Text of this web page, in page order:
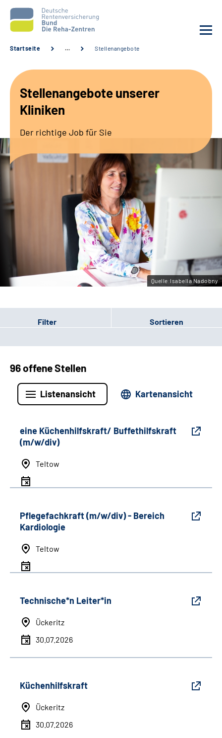
Unsere Kliniken
Sozialdienste & Zuweisende
Erweiterte Suche
Gebärdensprache
Leichte Sprache
Startseite … Stellenangebote
Stellenangebote unserer
Kliniken
Der richtige Job für Sie
Quelle:Isabella Nadobny
Filter Sortieren
96 offene Stellen
Listenansicht Kartenansicht
eine Küchenhilfskraft/ Buffethilfskraft
(m/w/div)
Teltow
Pflegefachkraft (m/w/div) - Bereich
Kardiologie
Teltow
Technische*n Leiter*in
Ückeritz
30.07.2026
Küchenhilfskraft
Ückeritz
30.07.2026